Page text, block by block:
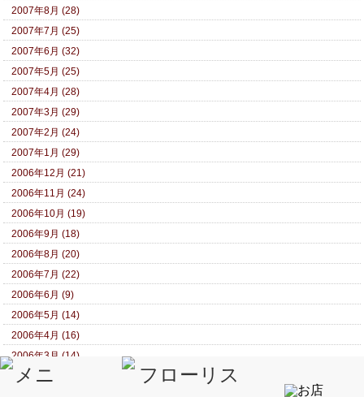
2007年8月 (28)
2007年7月 (25)
2007年6月 (32)
2007年5月 (25)
2007年4月 (28)
2007年3月 (29)
2007年2月 (24)
2007年1月 (29)
2006年12月 (21)
2006年11月 (24)
2006年10月 (19)
2006年9月 (18)
2006年8月 (20)
2006年7月 (22)
2006年6月 (9)
2006年5月 (14)
2006年4月 (16)
2006年3月 (14)
2006年2月 (13)